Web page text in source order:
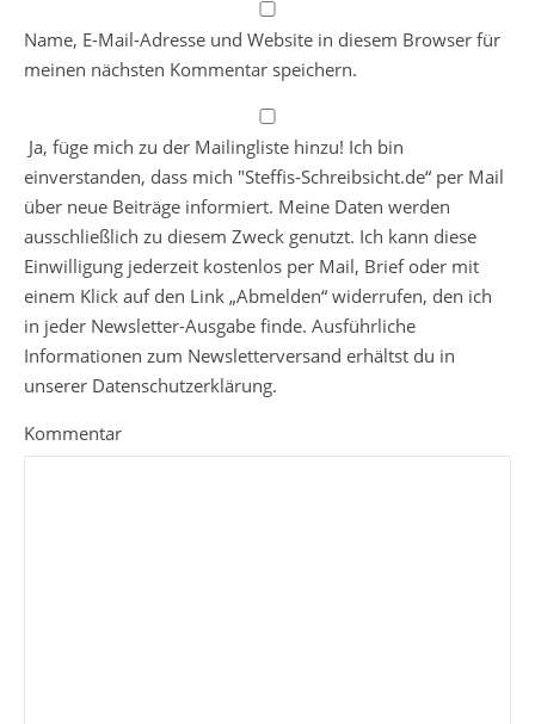
Name, E-Mail-Adresse und Website in diesem Browser für
meinen nächsten Kommentar speichern.
Ja, füge mich zu der Mailingliste hinzu! Ich bin
einverstanden, dass mich "Steffis-Schreibsicht.de“ per Mail
über neue Beiträge informiert. Meine Daten werden
ausschließlich zu diesem Zweck genutzt. Ich kann diese
Einwilligung jederzeit kostenlos per Mail, Brief oder mit
einem Klick auf den Link „Abmelden“ widerrufen, den ich
in jeder Newsletter-Ausgabe finde. Ausführliche
Informationen zum Newsletterversand erhältst du in
unserer Datenschutzerklärung.
Kommentar